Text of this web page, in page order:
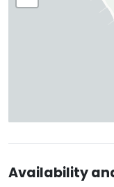
Availability